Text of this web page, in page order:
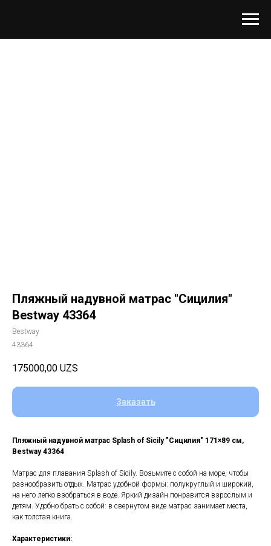
Пляжный надувной матрас "Сицилия"
Bestway 43364
Bestway
43364
175000,00 UZS
Заказать
Пляжный надувной матрас Splash of Sicily "Сицилия" 171×89 см,
Bestway 43364
Матрас для плавания Splash of Sicily. Возьмите с собой на море, чтобы
разнообразить отдых. Матрас удобной формы: полукруглый и широкий,
на него легко взобраться в воде. Яркий дизайн понравится взрослым и
детям. Удобно брать с собой: в свернутом виде матрас занимает места,
как толстая книга.
Характеристики: